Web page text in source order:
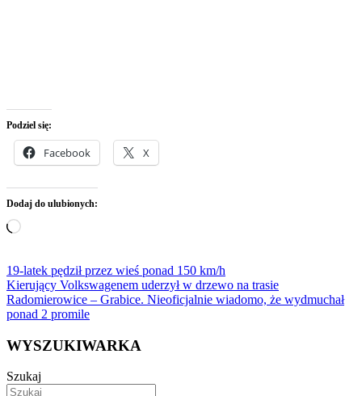
Podziel się:
Facebook X
Dodaj do ulubionych:
Wczytywanie…
Nawigacja
wpisu
19-latek pędził przez wieś ponad 150 km/h
Kierujący Volkswagenem uderzył w drzewo na trasie
Radomierowice – Grabice. Nieoficjalnie wiadomo, że wydmuchał
ponad 2 promile
WYSZUKIWARKA
Szukaj